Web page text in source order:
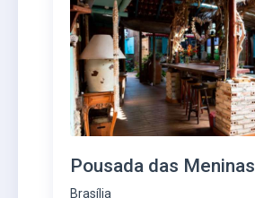
Pousada das Meninas
Brasília